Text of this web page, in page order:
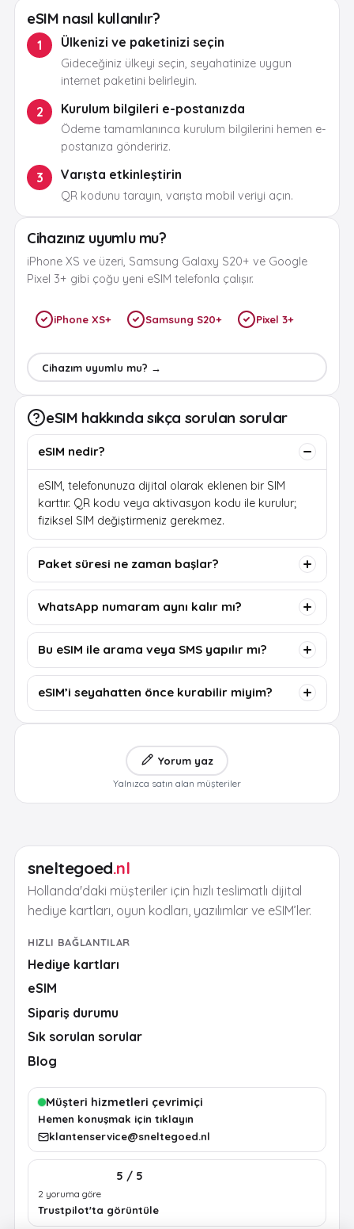
eSIM nasıl kullanılır?
1 Ülkenizi ve paketinizi seçin
Gideceğiniz ülkeyi seçin, seyahatinize uygun
internet paketini belirleyin.
2 Kurulum bilgileri e-postanızda
Ödeme tamamlanınca kurulum bilgilerini hemen e-
postanıza göndeririz.
3 Varışta etkinleştirin
QR kodunu tarayın, varışta mobil veriyi açın.
Cihazınız uyumlu mu?
iPhone XS ve üzeri, Samsung Galaxy S20+ ve Google
Pixel 3+ gibi çoğu yeni eSIM telefonla çalışır.
iPhone XS+ Samsung S20+ Pixel 3+
Cihazım uyumlu mu? →
eSIM hakkında sıkça sorulan sorular
eSIM nedir?
eSIM, telefonunuza dijital olarak eklenen bir SIM
karttır. QR kodu veya aktivasyon kodu ile kurulur;
fiziksel SIM değiştirmeniz gerekmez.
Paket süresi ne zaman başlar?
WhatsApp numaram aynı kalır mı?
Bu eSIM ile arama veya SMS yapılır mı?
eSIM’i seyahatten önce kurabilir miyim?
Yorum yaz
Yalnızca satın alan müşteriler
sneltegoed.nl
Hollanda'daki müşteriler için hızlı teslimatlı dijital
hediye kartları, oyun kodları, yazılımlar ve eSIM’ler.
HIZLI BAĞLANTILAR
Hediye kartları
eSIM
Sipariş durumu
Sık sorulan sorular
Blog
Müşteri hizmetleri çevrimiçi
Hemen konuşmak için tıklayın
klantenservice@sneltegoed.nl
5 / 5
2 yoruma göre
Trustpilot'ta görüntüle